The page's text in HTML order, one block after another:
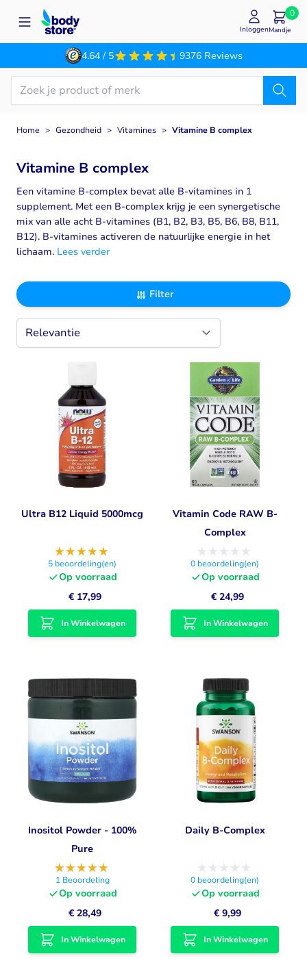
Ga naar de inhoud
4.64 / 5 9376 Reviews
InloggenMandje
0
Home > Gezondheid > Vitamines > Vitamine B complex
Vitamine B complex
Een vitamine B-complex bevat alle B-vitamines in 1
supplement. Met een B-complex krijg je een synergetische
mix van alle acht B-vitamines (B1, B2, B3, B5, B6, B8, B11,
B12). B-vitamines activeren de natuurlijke energie in het
lichaam. Lees verder
Filter
Ultra B12 Liquid 5000mcg
5 beoordeling(en)
Op voorraad
€ 17,99
In Winkelwagen
Vitamin Code RAW B-
Complex
0 beoordeling(en)
Op voorraad
€ 24,99
In Winkelwagen
Inositol Powder - 100%
Pure
1 Beoordeling
Op voorraad
€ 28,49
In Winkelwagen
Daily B-Complex
0 beoordeling(en)
Op voorraad
€ 9,99
In Winkelwagen